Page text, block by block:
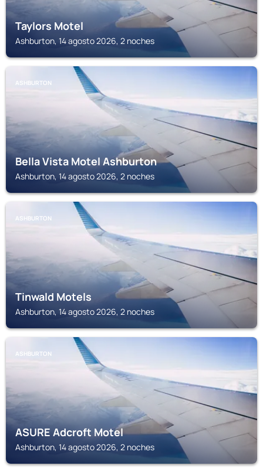
Taylors Motel
Ashburton, 14 agosto 2026, 2 noches
ASHBURTON
Bella Vista Motel Ashburton
Ashburton, 14 agosto 2026, 2 noches
ASHBURTON
Tinwald Motels
Ashburton, 14 agosto 2026, 2 noches
ASHBURTON
ASURE Adcroft Motel
Ashburton, 14 agosto 2026, 2 noches